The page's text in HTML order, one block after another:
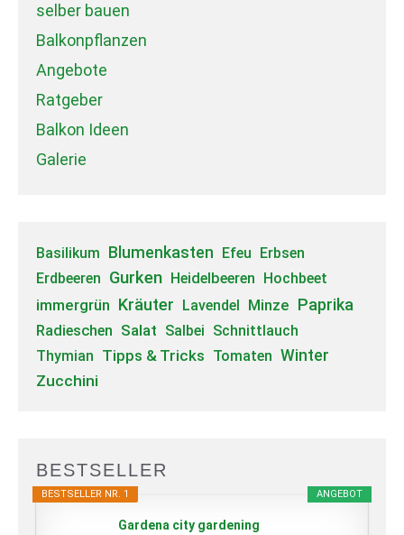
selber bauen
Balkonpflanzen
Angebote
Ratgeber
Balkon Ideen
Galerie
Basilikum Blumenkasten Efeu
Erbsen
Erdbeeren Gurken Heidelbeeren Hochbeet
immergrün Kräuter Lavendel Minze Paprika
Radieschen Salat Salbei Schnittlauch
Thymian Tipps & Tricks Tomaten Winter
Zucchini
BESTSELLER
ANGEBOT
BESTSELLER NR. 1
Gardena city gardening